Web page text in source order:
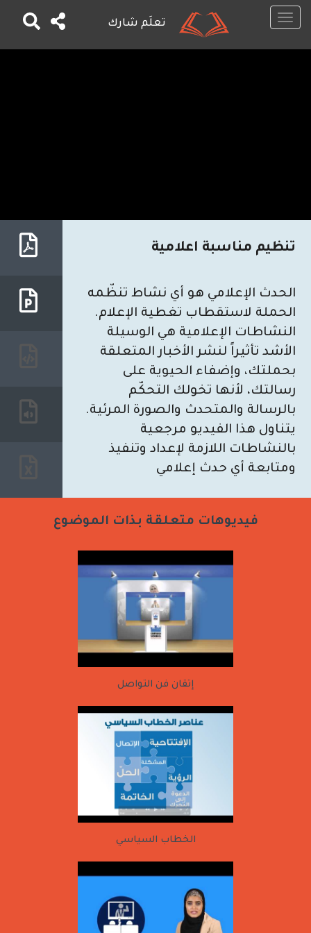
تجاوز
تعلَم شارك
Toggle
تنظيم مناسبة اعلامية
الحدث الإعلامي هو أي نشاط تنظّمه
الحملة لاستقطاب تغطية الإعلام.
النشاطات الإعلامية هي الوسيلة
الأشد تأثيراً لنشر الأخبار المتعلقة
بحملتك، وإضفاء الحيوية على
رسالتك، لأنها تخولك التحكّم
بالرسالة والمتحدث والصورة المرئية.
يتناول هذا الفيديو مرجعية
بالنشاطات اللازمة لإعداد وتنفيذ
ومتابعة أي حدث إعلامي
فيديوهات متعلقة بذات الموضوع
إتقان فن التواصل
الخطاب السياسي